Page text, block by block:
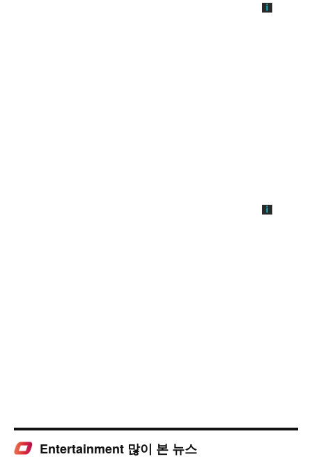
Entertainment 많이 본 뉴스